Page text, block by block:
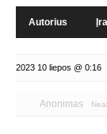
Autorius
2023 10 liepos @ 0:16
Anonimas